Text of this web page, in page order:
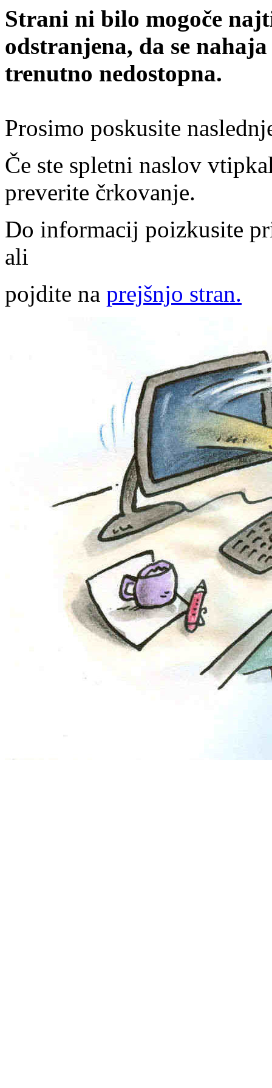
Strani ni bilo mogoče
odstranjena, da se
trenutno nedostopna.
Prosimo poskusite
Če ste spletni naslov
preverite črkovanje.
Do informacij poizkusite
ali
pojdite na prejšnjo stran.